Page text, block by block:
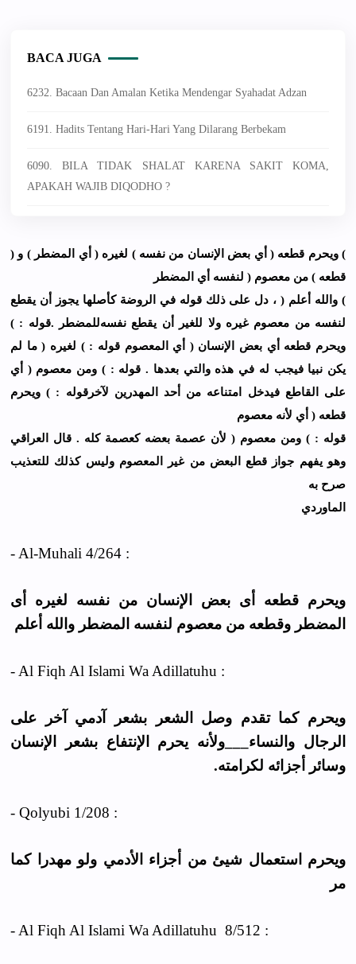
BACA JUGA
6232. Bacaan Dan Amalan Ketika Mendengar Syahadat Adzan
6191. Hadits Tentang Hari-Hari Yang Dilarang Berbekam
6090. BILA TIDAK SHALAT KARENA SAKIT KOMA,
APAKAH WAJIB DIQODHO ?
) ﻭﻳﺤﺮﻡ ﻗﻄﻌﻪ ( ﺃﻱ ﺑﻌﺾ ﺍﻹﻧﺴﺎﻥ ﻣﻦ ﻧﻔﺴﻪ ) ﻟﻐﻴﺮﻩ ( ﺃﻱ ﺍﻟﻤﻀﻄﺮ ) ﻭ (
ﻗﻄﻌﻪ ) ﻣﻦ ﻣﻌﺼﻮﻡ ( ﻟﻨﻔﺴﻪ ﺃﻱ ﺍﻟﻤﻀﻄﺮ
) ﻭﺍﻟﻠﻪ ﺃﻋﻠﻢ ( ، ﺩﻝ ﻋﻠﻰ ﺫﻟﻚ ﻗﻮﻟﻪ ﻓﻲ ﺍﻟﺮﻭﺿﺔ ﻛﺄﺻﻠﻬﺎ ﻳﺠﻮﺯ ﺃﻥ ﻳﻘﻄﻊ
ﻟﻨﻔﺴﻪ ﻣﻦ ﻣﻌﺼﻮﻡ ﻏﻴﺮﻩ ﻭﻻ ﻟﻠﻐﻴﺮ ﺃﻥ ﻳﻘﻄﻊ ﻧﻔﺴﻪﻟﻠﻤﻀﻄﺮ .ﻗﻮﻟﻪ : )
ﻭﻳﺤﺮﻡ ﻗﻄﻌﻪ ﺃﻱ ﺑﻌﺾ ﺍﻹﻧﺴﺎﻥ ( ﺃﻱ ﺍﻟﻤﻌﺼﻮﻡ ﻗﻮﻟﻪ : ) ﻟﻐﻴﺮﻩ ( ﻣﺎ ﻟﻢ
ﻳﻜﻦ ﻧﺒﻴﺎ ﻓﻴﺠﺐ ﻟﻪ ﻓﻲ ﻫﺬﻩ ﻭﺍﻟﺘﻲ ﺑﻌﺪﻫﺎ . ﻗﻮﻟﻪ : ) ﻭﻣﻦ ﻣﻌﺼﻮﻡ ( ﺃﻱ
ﻋﻠﻰ ﺍﻟﻘﺎﻃﻊ ﻓﻴﺪﺧﻞ ﺍﻣﺘﻨﺎﻋﻪ ﻣﻦ ﺃﺣﺪ ﺍﻟﻤﻬﺪﺭﻳﻦ ﻵﺧﺮﻗﻮﻟﻪ : ) ﻭﻳﺤﺮﻡ
ﻗﻄﻌﻪ ( ﺃﻱ ﻷﻧﻪ ﻣﻌﺼﻮﻡ
ﻗﻮﻟﻪ : ) ﻭﻣﻦ ﻣﻌﺼﻮﻡ ( ﻷﻥ ﻋﺼﻤﺔ ﺑﻌﻀﻪ ﻛﻌﺼﻤﺔ ﻛﻠﻪ . ﻗﺎﻝ ﺍﻟﻌﺮﺍﻗﻲ
ﻭﻫﻮ ﻳﻔﻬﻢ ﺟﻮﺍﺯ ﻗﻄﻊ ﺍﻟﺒﻌﺾ ﻣﻦ ﻏﻴﺮ ﺍﻟﻤﻌﺼﻮﻡ ﻭﻟﻴﺲ ﻛﺬﻟﻚ ﻟﻠﺘﻌﺬﻳﺐ
ﺻﺮﺡ ﺑﻪ
ﺍﻟﻤﺎﻭﺭﺩﻱ
- Al-Muhali 4/264 :
ويحرم قطعه أى بعض الإنسان من نفسه لغيره أى
المضطر وقطعه من معصوم لنفسه المضطر والله أعلم
- Al Fiqh Al Islami Wa Adillatuhu :
ويحرم كما تقدم وصل الشعر بشعر آدمي آخر على
الرجال والنساء___ولأنه يحرم الإنتفاع بشعر الإنسان
وسائر أجزائه لكرامته.
- Qolyubi 1/208 :
ويحرم استعمال شيئ من أجزاء الأدمي ولو مهدرا كما
مر
- Al Fiqh Al Islami Wa Adillatuhu 8/512 :